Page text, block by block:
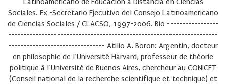
Sociales. Ex -Secretario Ejecutivo del Consejo Latinoamericano
de Ciencias Sociales / CLACSO, 1997-2006. Bio -----------------
---------------------------------------------------------------------
-------------------------------- Atilio A. Boron: Argentin, docteur
en philosophie de l’Université Harvard, professeur de théorie
politique à l’Université de Buenos Aires, chercheur au CONICET
(Conseil national de la recherche scientifique et technique) et